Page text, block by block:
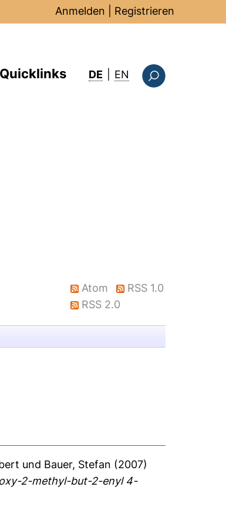
Anmelden Registrieren
Quicklinks DE EN : this page in
Atom
RSS 1.0
RSS 2.0
und Bauer, Stefan (2007)
2-methyl-but-2-enyl 4-